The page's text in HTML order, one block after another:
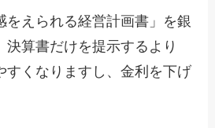
をえられる経営計画書」を銀
決算書だけを提示するより
すくなりますし、金利を下げ